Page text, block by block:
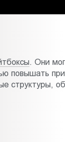
. Они
повышать
структуры,